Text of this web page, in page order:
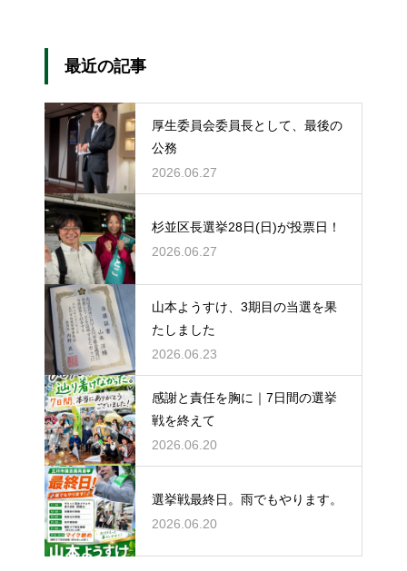
最近の記事
厚生委員会委員長として、最後の
公務
2026.06.27
杉並区長選挙28日(日)が投票日！
2026.06.27
山本ようすけ、3期目の当選を果
たしました
2026.06.23
感謝と責任を胸に｜7日間の選挙
戦を終えて
2026.06.20
選挙戦最終日。雨でもやります。
2026.06.20